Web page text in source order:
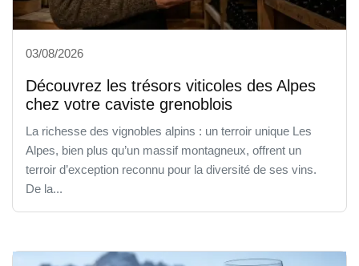
03/08/2026
Découvrez les trésors viticoles des Alpes
chez votre caviste grenoblois
La richesse des vignobles alpins : un terroir unique Les
Alpes, bien plus qu’un massif montagneux, offrent un
terroir d’exception reconnu pour la diversité de ses vins.
De la...